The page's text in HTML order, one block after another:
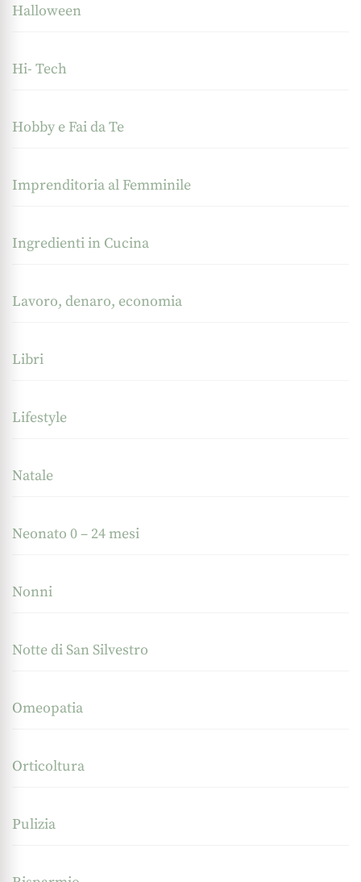
Halloween
Hi- Tech
Hobby e Fai da Te
Imprenditoria al Femminile
Ingredienti in Cucina
Lavoro, denaro, economia
Libri
Lifestyle
Natale
Neonato 0 – 24 mesi
Nonni
Notte di San Silvestro
Omeopatia
Orticoltura
Pulizia